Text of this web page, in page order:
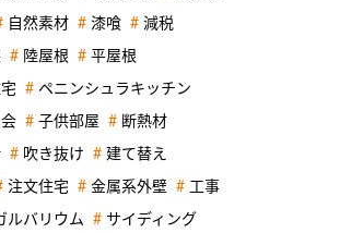
自然素材 漆喰 減税
陸屋根 平屋根
ペニンシュラキッチン
子供部屋 断熱材
吹き抜け 建て替え
注文住宅 金属系外壁 工事
ルバリウム サイディング